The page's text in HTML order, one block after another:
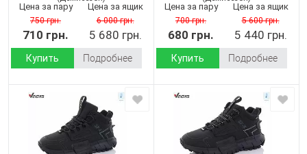
Цена за пару
750 грн.
710 грн.
Цена за ящик
6 000 грн.
5 680 грн.
Купить Подробнее
Цена за пару
700 грн.
680 грн.
Цена за ящик
5 600 грн.
5 440 грн.
Купить Подробнее